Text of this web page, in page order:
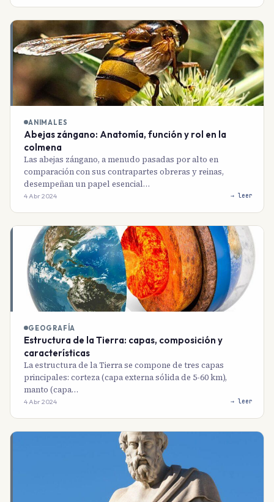
ANIMALES
Abejas zángano: Anatomía, función y rol en la
colmena
Las abejas zángano, a menudo pasadas por alto en
comparación con sus contrapartes obreras y reinas,
desempeñan un papel esencial…
4 Abr 2024 → leer
GEOGRAFÍA
Estructura de la Tierra: capas, composición y
características
La estructura de la Tierra se compone de tres capas
principales: corteza (capa externa sólida de 5-60 km),
manto (capa…
4 Abr 2024 → leer